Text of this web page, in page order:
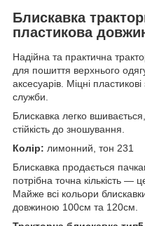
Блискавка
пластикова
Надійна та практична
для пошиття верхнього
аксесуарів. Міцні
служби.
Блискавка легко
стійкість до зношування.
Колір: лимонний, тон 231
Блискавка продається
потрібна точна кількість
Майже всі кольори
довжиною 100см та 120см.